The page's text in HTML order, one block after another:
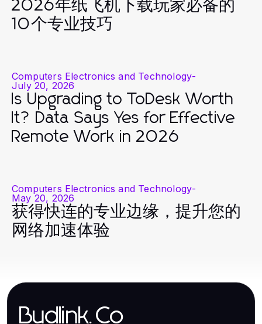
2026年纸飞机下载玩家必备的
10个专业技巧
Computers Electronics and Technology-
July 20, 2026
Is Upgrading to ToDesk Worth
It? Data Says Yes for Effective
Remote Work in 2026
Computers Electronics and Technology-
May 20, 2026
获得快连的专业边缘，提升您的
网络加速体验
Budlink.Co